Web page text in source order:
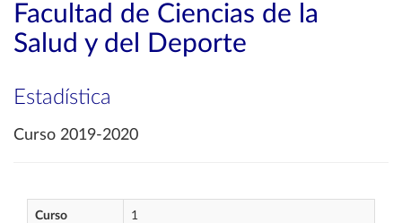
Facultad de Ciencias de la
Salud y del Deporte
Estadística
Curso 2019-2020
Curso 1